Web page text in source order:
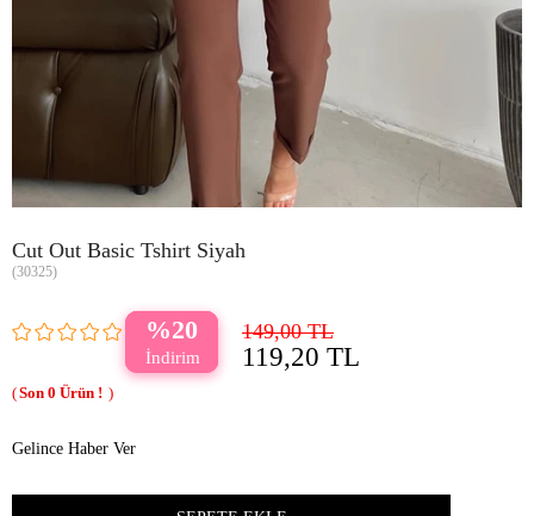
Cut Out Basic Tshirt Siyah
(30325)
20 149,00 TL
119,20 TL
0
Gelince Haber Ver